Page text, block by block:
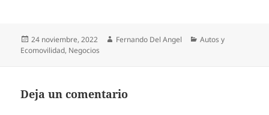
Publicado
el
24 noviembre, 2022 Autor
Fernando Del Angel Categorías
Autos y
Ecomovilidad, Negocios
Deja un comentario